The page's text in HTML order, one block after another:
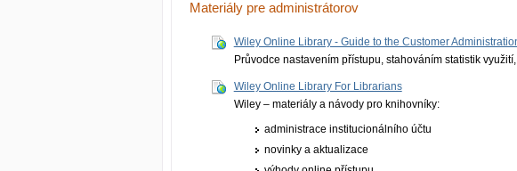
Materiály pre administrátorov
Wiley Online Library - Guide to the Customer
Průvodce nastavením přístupu, stahováním statistik
Wiley Online Library For Librarians
Wiley – materiály a návody pro knihovníky:
administrace institucionálního účtu
novinky a aktualizace